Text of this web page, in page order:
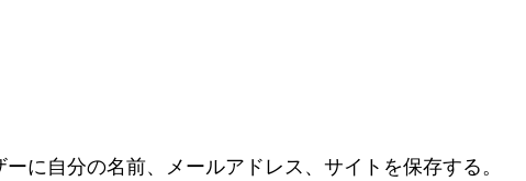
に自分の名前、メールアドレス、サイトを保存する。